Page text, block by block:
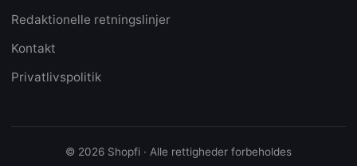
Redaktionelle retningslinjer
Kontakt
Privatlivspolitik
© 2026 Shopfi · Alle rettigheder forbeholdes